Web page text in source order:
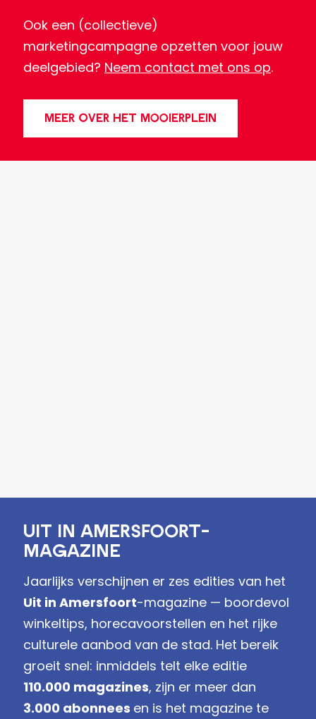
Ook een (collectieve)
marketingcampagne opzetten voor jouw
deelgebied? Neem contact met ons op.
MEER OVER HET MOOIERPLEIN
Uit in Amersfoort-
magazine
Jaarlijks verschijnen er zes edities van het
Uit in Amersfoort-magazine — boordevol
winkeltips, horecavoorstellen en het rijke
culturele aanbod van de stad. Het bereik
groeit snel: inmiddels telt elke editie
110.000 magazines, zijn er meer dan
3.000 abonnees en is het magazine te